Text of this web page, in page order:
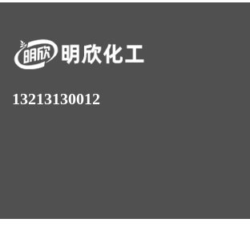
13213130012